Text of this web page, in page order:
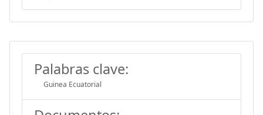
Palabras clave:
Guinea Ecuatorial